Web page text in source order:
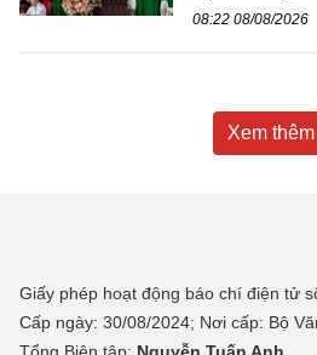
08:22 08/08/2026
Xem thêm
Giấy phép hoạt động báo chí điện tử
Cấp ngày: 30/08/2024; Nơi cấp: Bộ
Tổng Biên tập: Nguyễn Tuấn Anh